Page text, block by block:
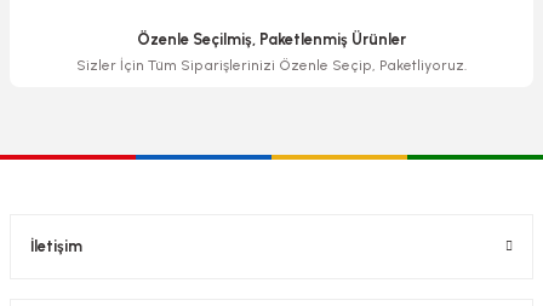
Özenle Seçilmiş, Paketlenmiş Ürünler
Sizler İçin Tüm Siparişlerinizi Özenle Seçip, Paketliyoruz.
İletişim